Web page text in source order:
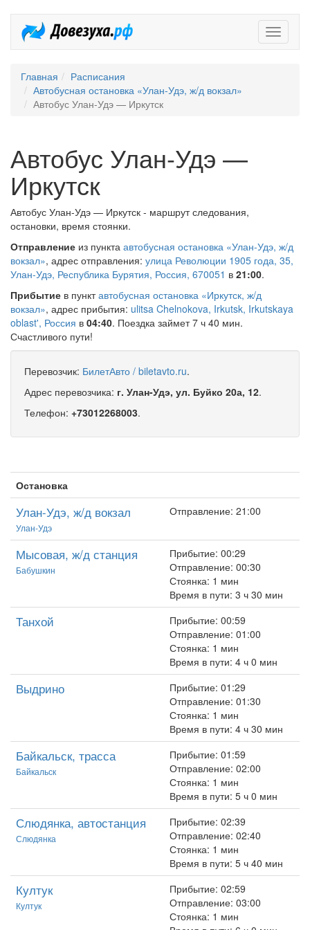
Главная
Расписания
Автобусная остановка «Улан-Удэ, ж/д вокзал»
Автобус Улан-Удэ — Иркутск
Автобус Улан-Удэ —
Иркутск
Автобус Улан-Удэ — Иркутск - маршрут следования,
остановки, время стоянки.
Отправление из пункта автобусная остановка «Улан-Удэ, ж/д
вокзал», адрес отправления: улица Революции 1905 года, 35,
Улан-Удэ, Республика Бурятия, Россия, 670051 в 21:00.
Прибытие в пунктавтобусная остановка «Иркутск, ж/д
вокзал», адрес прибытия: ulitsa Chelnokova, Irkutsk, Irkutskaya
oblast', Россия в 04:40. Поездка займет 7 ч 40 мин.
Счастливого пути!
Перевозчик: БилетАвто / biletavto.ru.
Адрес перевозчика: г. Улан-Удэ, ул. Буйко 20а, 12.
Телефон: +73012268003.
Остановка
Улан-Удэ, ж/д вокзал
Улан-Удэ
Отправление: 21:00
Мысовая, ж/д станция
Бабушкин
Прибытие: 00:29
Отправление: 00:30
Стоянка: 1 мин
Время в пути: 3 ч 30 мин
Танхой
Прибытие: 00:59
Отправление: 01:00
Стоянка: 1 мин
Время в пути: 4 ч 0 мин
Выдрино
Прибытие: 01:29
Отправление: 01:30
Стоянка: 1 мин
Время в пути: 4 ч 30 мин
Байкальск, трасса
Байкальск
Прибытие: 01:59
Отправление: 02:00
Стоянка: 1 мин
Время в пути: 5 ч 0 мин
Слюдянка, автостанция
Слюдянка
Прибытие: 02:39
Отправление: 02:40
Стоянка: 1 мин
Время в пути: 5 ч 40 мин
Култук
Култук
Прибытие: 02:59
Отправление: 03:00
Стоянка: 1 мин